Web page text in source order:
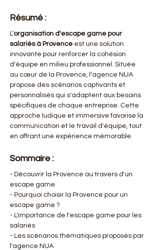
Résumé :
L’organisation d'escape game pour
salariés à Provence est une solution
innovante pour renforcer la cohésion
d'équipe en milieu professionnel. Située
au cœur de la Provence, l'agence NUA
propose des scénarios captivants et
personnalisés qui s'adaptent aux besoins
spécifiques de chaque entreprise. Cette
approche ludique et immersive favorise la
communication et le travail d'équipe, tout
en offrant une expérience mémorable.
Sommaire :
- Découvrir la Provence au travers d'un
escape game
- Pourquoi choisir la Provence pour un
escape game ?
- L'importance de l'escape game pour les
salariés
- Les scénarios thématiques proposés par
l'agence NUA